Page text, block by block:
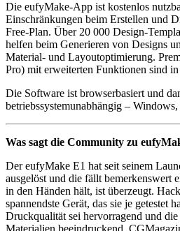
Die eufyMake-App ist kostenlos
Einschränkungen beim Erstellen und
Free-Plan. Über 20 000 Design-
helfen beim Generieren von Designs
Material- und Layoutoptimierung.
Pro) mit erweiterten Funktionen sind
Die Software ist browserbasiert und
betriebssystemunabhängig –
Was sagt die Community zu
Der eufyMake E1 hat seit seinem
ausgelöst und die fällt bemerkenswert
in den Händen hält, ist überzeugt.
spannendste Gerät, das sie je getestet
Druckqualität sei hervorragend und
Materialien beeindruckend.